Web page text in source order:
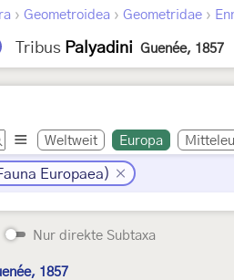
› Geometroidea › Geometridae ›
Tribus Palyadini Guenée, 1857
Weltweit Europa
Europaea)
Nur direkte Subtaxa
1857